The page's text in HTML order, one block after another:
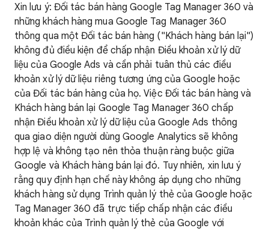
Xin lưu ý: Đối tác bán hàng Google Tag Manager 360 và
những khách hàng mua Google Tag Manager 360
thông qua một Đối tác bán hàng ("Khách hàng bán lại")
không đủ điều kiện để chấp nhận Điều khoản xử lý dữ
liệu của Google Ads và cần phải tuân thủ các điều
khoản xử lý dữ liệu riêng tương ứng của Google hoặc
của Đối tác bán hàng của họ. Việc Đối tác bán hàng và
Khách hàng bán lại Google Tag Manager 360 chấp
nhận Điều khoản xử lý dữ liệu của Google Ads thông
qua giao diện người dùng Google Analytics sẽ không
hợp lệ và không tạo nên thỏa thuận ràng buộc giữa
Google và Khách hàng bán lại đó. Tuy nhiên, xin lưu ý
rằng quy định hạn chế này không áp dụng cho những
khách hàng sử dụng Trình quản lý thẻ của Google hoặc
Tag Manager 360 đã trực tiếp chấp nhận các điều
khoản khác của Trình quản lý thẻ của Google với